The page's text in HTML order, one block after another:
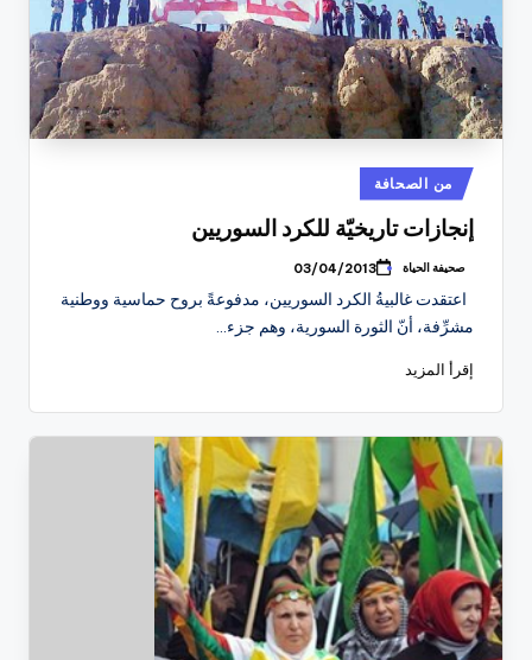
نُشر
في
من الصحافة
إنجازات تاريخيّة للكرد السوريين
تمّ
بواسطة
صحيفة الحياة 03/04/2013
اعتقدت غالبيةُ الكرد السوريين، مدفوعةً بروح حماسية ووطنية
مشرِّفة، أنّ الثورة السورية، وهم جزء…
إقرأ المزيد